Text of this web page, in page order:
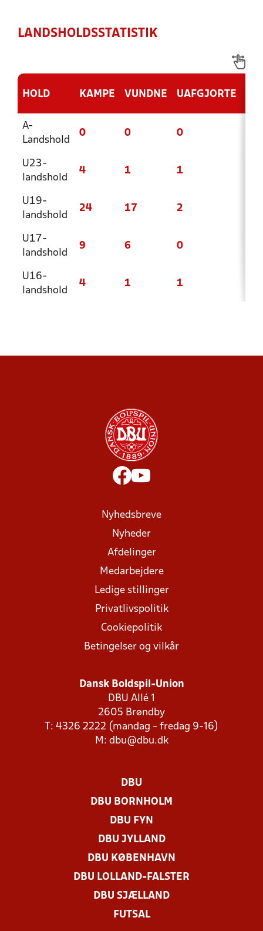
LANDSHOLDSSTATISTIK
HOLD KAMPE VUNDNE UAFGJORTE
A-
Landshold
0 0 0
U23-
landshold
4 1 1
U19-
landshold
24 17 2
U17-
landshold
9 6 0
U16-
landshold
4 1 1
Nyhedsbreve
Nyheder
Afdelinger
Medarbejdere
Ledige stillinger
Privatlivspolitik
Cookiepolitik
Betingelser og vilkår
Dansk Boldspil-Union
DBU Allé 1
2605 Brøndby
T: 4326 2222 (mandag - fredag 9-16)
M: dbu@dbu.dk
DBU
DBU BORNHOLM
DBU FYN
DBU JYLLAND
DBU KØBENHAVN
DBU LOLLAND-FALSTER
DBU SJÆLLAND
FUTSAL